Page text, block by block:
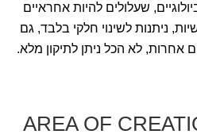
שעלולים להיות אחראיים
ניתנות לשינוי חלקי בלבד, גם
אחרות, לא הכל ניתן לתיקון מלא.